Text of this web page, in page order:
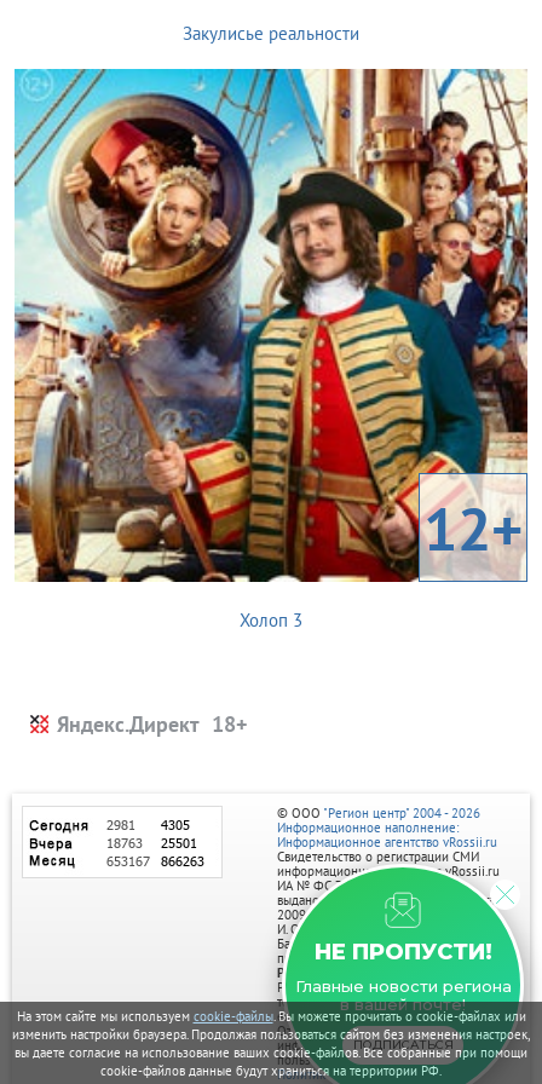
На этом сайте мы используем cookie-файлы. Вы можете прочитать о cookie-файлах или
изменить настройки браузера. Продолжая пользоваться сайтом без изменения настроек,
вы даете согласие на использование ваших cookie-файлов. Все собранные при помощи
cookie-файлов данные будут храниться на территории РФ.
Закулисье реальности
12+
Холоп 3
Яндекс.Директ
НЕ ПРОПУСТИ!
Главные новости региона
в вашей почте!
ПОДПИСАТЬСЯ
© ООО "Регион центр" 2004 - 2026
Информационное наполнение:
Информационное агентство vRossii.ru
Свидетельство о регистрации СМИ
информационного агентства vRossii.ru
ИА № ФС 77‑35502
выдано РОСКОМНАДЗОРом 04 марта
2009г.
И. О. Главного редактора Нарыков А. Н.
Баннеры на портале размещаются на
правах рекламы.
Реклама на портале:
Рекламное агентство "Умный маркетинг"
тел. 7-910-267-70-40,
email: umnyy.marketing@yandex.ru
Отдельные публикации могут содержать
информацию, не предназначенную для
пользователей до 18 лет.
Политика в отношении обработки